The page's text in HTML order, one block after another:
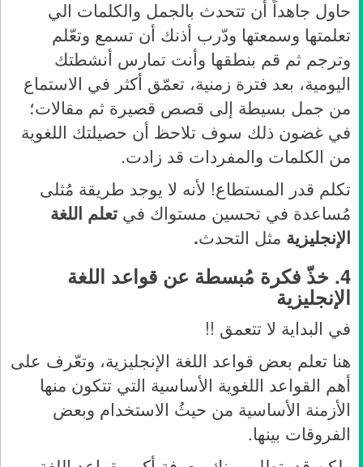
حاول جاهداً أن تتحدث بالجمل والكلمات الي
تعلمتها وسمعتها ودّرب أذنك أن تسمع وتعّلم
وترجم ثم قم بنطقها وأنت تمارس أنشطتك
اليومية، بعد فترة زمنية، تعمّق أكثر في الاستماع
من جمل بسيطة إلى قصص قصيرة ثم مقالات؛
في غضون ذلك سوف تلاحظ أن حصيلتك اللغوية
من الكلمات والمفردات قد زادت.
تكلم قدر المستطاع! لأنه لا يوجد طريقة مُثلى
مُساعدة في تحسين مستواك في تعلم اللغة
الإنجليزية مثل التحدث.
4. خذّ فكرة مُبسطة عن قواعد اللغة
الإنجليزية
في البداية لا تتعمق !!
هنا تعلم بعض قواعد اللغة الإنجليزية، وتعّرف على
أهم القواعد اللغوية الأساسية التي تتكون منها
الأزمنة الأساسية من حيثُ الاستخدام وبعض
الفروقات بينها.